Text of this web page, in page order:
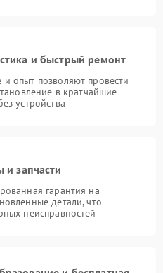
и быстрый ремонт
опыт позволяют провести
в кратчайшие
устройства
и запчасти
гарантия на
детали, что
неисправностей